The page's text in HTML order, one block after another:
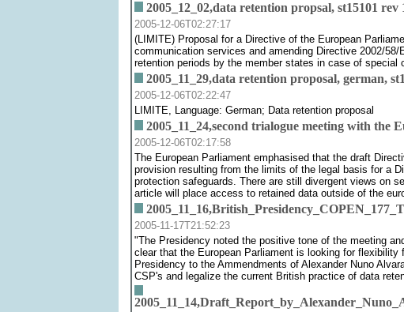
2005_12_02,data retention propsal, st15101 rev
2005-12-06T02:27:17
(LIMITE) Proposal for a Directive of the European
communication services and amending Directive 2002/
retention periods by the member states in case of special
2005_11_29,data retention proposal, german,
2005-12-06T02:22:47
LIMITE, Language: German; Data retention proposal
2005_11_24,second trialogue meeting with the
2005-12-06T02:17:58
The European Parliament emphasised that the draft
provision resulting from the limits of the legal basis for a
protection safeguards. There are still divergent views on
article will place access to retained data outside of the
2005-11-17T21:52:23
"The Presidency noted the positive tone of the meeting
clear that the European Parliament is looking for
Presidency to the Ammendments of Alexander Nuno
CSP's and legalize the current British practice of data